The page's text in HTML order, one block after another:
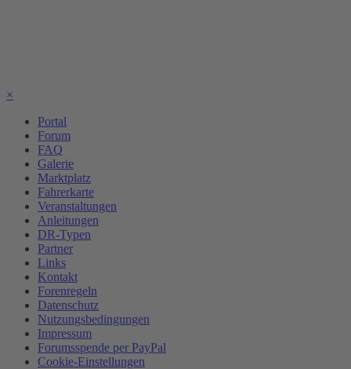
×
Portal
Forum
FAQ
Galerie
Marktplatz
Fahrerkarte
Veranstaltungen
Anleitungen
DR-Typen
Partner
Links
Kontakt
Forenregeln
Datenschutz
Nutzungsbedingungen
Impressum
Forumsspende per PayPal
Cookie-Einstellungen